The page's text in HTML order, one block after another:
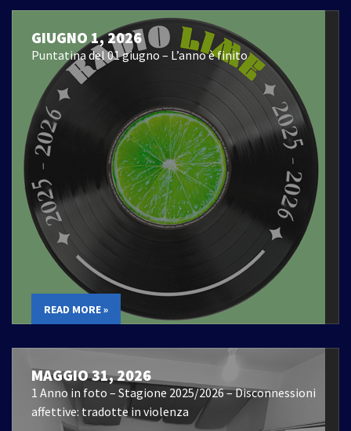
GIUGNO 1, 2026
Puntatina del 01 giugno – L’anno è finito
READ MORE »
MAGGIO 31, 2026
1 Anno in foto – Stagione 2025/2026 – Disconnessioni
affettive: tradotte in violenza